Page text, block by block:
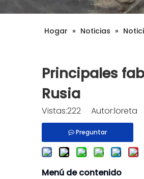
Hogar » Noticias »
Principales
Rusia
Vistas:222 Autor:loreta
Preguntar
Menú de contenido